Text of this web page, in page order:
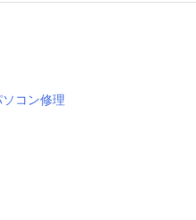
コン修理